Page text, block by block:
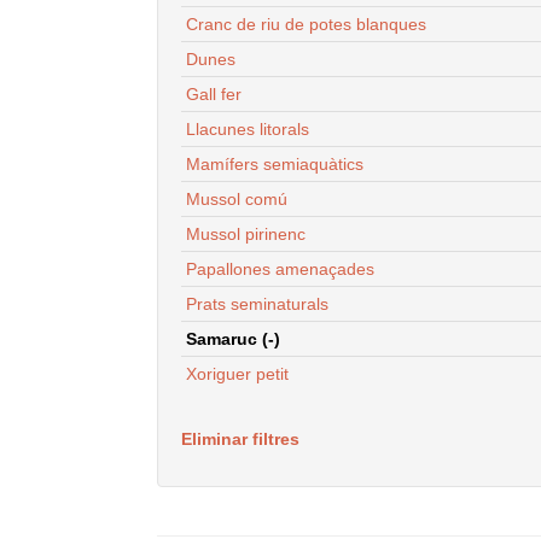
Cranc de riu de potes blanques
Dunes
Gall fer
Llacunes litorals
Mamífers semiaquàtics
Mussol comú
Mussol pirinenc
Papallones amenaçades
Prats seminaturals
Samaruc (-)
Xoriguer petit
Eliminar filtres